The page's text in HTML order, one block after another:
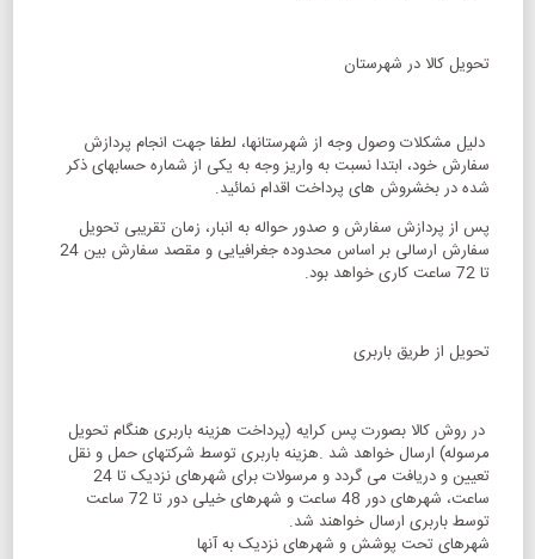
تحویل کالا در شهرستان
دلیل مشکلات وصول وجه از شهرستانها، لطفا جهت انجام پردازش
سفارش خود، ابتدا نسبت به واریز وجه به یکی از شماره حسابهای ذکر
شده در بخشروش های پرداخت اقدام نمائید.
پس از پردازش سفارش و صدور حواله به انبار، زمان تقریبی تحویل
سفارش ارسالی بر اساس محدوده جغرافیایی و مقصد سفارش بین 24
تا 72 ساعت کاری خواهد بود.
تحویل از طریق باربری
در روش کالا بصورت پس کرایه (پرداخت هزینه باربری هنگام تحویل
مرسوله) ارسال خواهد شد .هزینه باربری توسط شرکتهای حمل و نقل
تعیین و دریافت می گردد و مرسولات برای شهرهای نزدیک تا 24
ساعت، شهرهای دور 48 ساعت و شهرهای خیلی دور تا 72 ساعت
توسط باربری ارسال خواهند شد.
شهرهای تحت پوشش و شهرهای نزدیک به آنها